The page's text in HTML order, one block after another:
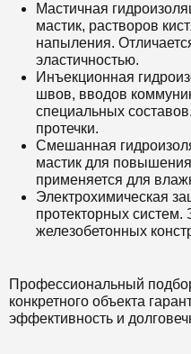
Мастичная
мастик, растворов
напыления.
эластичностью.
Инъекционная
швов, вводов
специальных
протечки.
Смешанная
мастик для
применяется для
Электрохимическая
протекторных
железобетонных
Профессиональный
конкретного объекта
эффективность и